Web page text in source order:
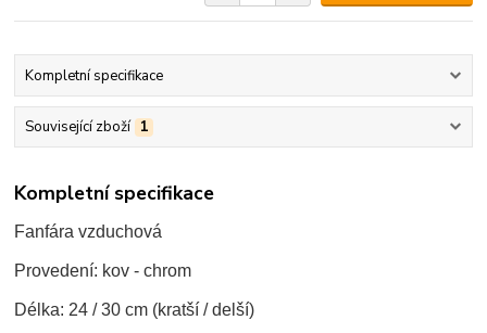
Kompletní specifikace
Související zboží 1
Kompletní specifikace
Fanfára vzduchová
Provedení: kov - chrom
Délka: 24 / 30 cm (kratší / delší)